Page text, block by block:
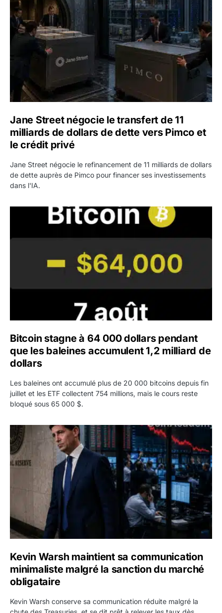
Jane Street négocie le transfert de 11
milliards de dollars de dette vers Pimco et
le crédit privé
Jane Street négocie le refinancement de 11 milliards de dollars
de dette auprès de Pimco pour financer ses investissements
dans l'IA.
Bitcoin stagne à 64 000 dollars pendant que les
Bitcoin stagne à 64 000 dollars pendant
que les baleines accumulent 1,2 milliard de
dollars
Les baleines ont accumulé plus de 20 000 bitcoins depuis fin
juillet et les ETF collectent 754 millions, mais le cours reste
bloqué sous 65 000 $.
Kevin Warsh maintient sa communication minimaliste
Kevin Warsh maintient sa communication
minimaliste malgré la sanction du marché
obligataire
Kevin Warsh conserve sa communication réduite malgré la